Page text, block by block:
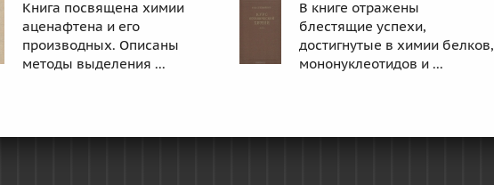
Книга посвящена химии
аценафтена и его
производных. Описаны
методы выделения ...
В книге отражены
блестящие успехи,
достигнутые в химии белков,
мононуклеотидов и ...